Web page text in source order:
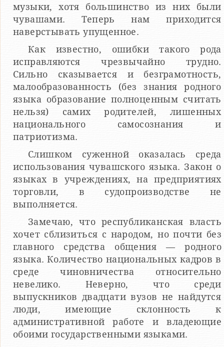
музыки, хотя большинство из них были
чувашами. Теперь нам приходится
наверстывать упущенное.
Как известно, ошибки такого рода
исправляются чрезвычайно трудно.
Сильно сказывается и безграмотность,
малообразованность (без знания родного
языка образование полноценным считать
нельзя) самих родителей, лишенных
национального самосознания и
патриотизма.
Слишком суженной оказалась среда
использования чуваш­ского языка. Закон о
языках в учреждениях, на предприятиях
торговли, в судопроизводстве не
выполняется.
Замечаю, что республиканская власть
хочет сблизиться с на­родом, но почти без
главного средства общения — родного
языка. Количество национальных кадров в
среде чиновничества относительно
невелико. Неверно, что среди
выпускников двадцати вузов не найдутся
люди, имеющие склонность к
административной работе и владеющие
обоими государственными языками.